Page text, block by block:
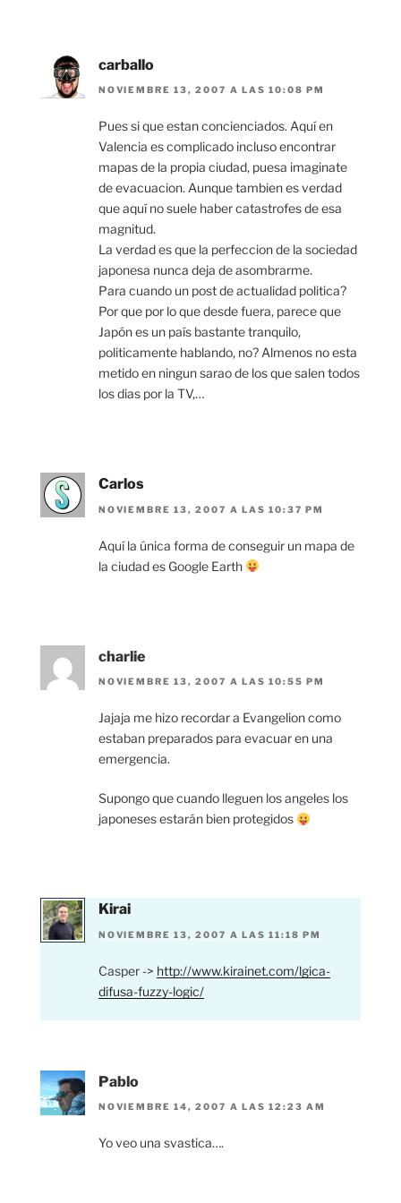
carballo
NOVIEMBRE 13, 2007 A LAS 10:08 PM
Pues si que estan concienciados. Aquí en
Valencia es complicado incluso encontrar
mapas de la propia ciudad, puesa imaginate
de evacuacion. Aunque tambien es verdad
que aquí no suele haber catastrofes de esa
magnitud.
La verdad es que la perfeccion de la sociedad
japonesa nunca deja de asombrarme.
Para cuando un post de actualidad politica?
Por que por lo que desde fuera, parece que
Japón es un país bastante tranquilo,
politicamente hablando, no? Almenos no esta
metido en ningun sarao de los que salen todos
los dias por la TV,…
Carlos
NOVIEMBRE 13, 2007 A LAS 10:37 PM
Aquí la única forma de conseguir un mapa de
la ciudad es Google Earth
charlie
NOVIEMBRE 13, 2007 A LAS 10:55 PM
Jajaja me hizo recordar a Evangelion como
estaban preparados para evacuar en una
emergencia.
Supongo que cuando lleguen los angeles los
japoneses estarán bien protegidos
Kirai
NOVIEMBRE 13, 2007 A LAS 11:18 PM
Casper -> http://www.kirainet.com/lgica-
difusa-fuzzy-logic/
Pablo
NOVIEMBRE 14, 2007 A LAS 12:23 AM
Yo veo una svastica….